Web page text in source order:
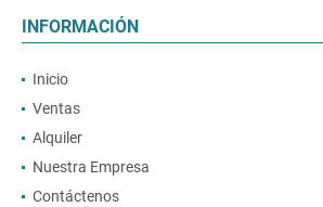
INFORMACIÓN
Inicio
Ventas
Alquiler
Nuestra Empresa
Contáctenos